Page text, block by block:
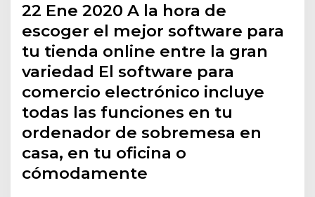
22 Ene 2020 A la hora de
escoger el mejor software para
tu tienda online entre la gran
variedad El software para
comercio electrónico incluye
todas las funciones en tu
ordenador de sobremesa en
casa, en tu oficina o
cómodamente